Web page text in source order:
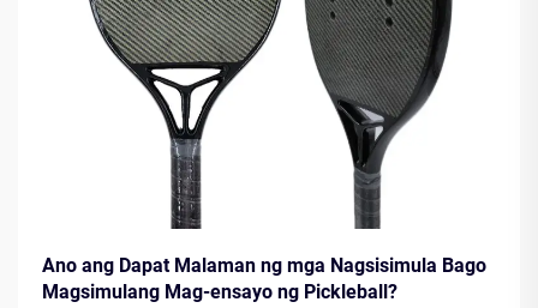
Ano ang Dapat Malaman ng mga Nagsisimula Bago
Magsimulang Mag-ensayo ng Pickleball?